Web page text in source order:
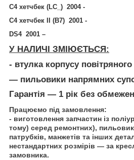
C4 хетчбек (LC_) 2004 -
C4 хетчбек II (B7) 2001 -
DS4 2001 –
У НАЛИЧІ ЗМІЮЄТЬСЯ:
- втулка корпусу
— пильовики напрямних
Гарантія — 1 рік без
Працюємо під замовлення:
- виготовлення запчастин із
тому) серед ремонтних),
патрубків, манжетів та інших
нестандартних розмірів — за
замовника.